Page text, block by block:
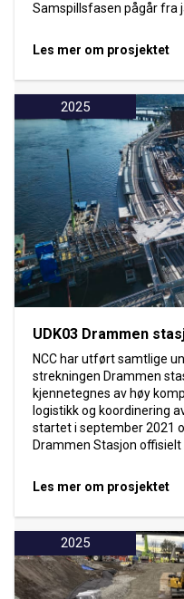
Samspillsfasen pågår fra
Les mer om prosjektet
2025
UDK03 Drammen
NCC har utført samtlige
strekningen Drammen
kjennetegnes av høy
logistikk og koordinering
startet i september 2021
Drammen Stasjon offisielt
Les mer om prosjektet
2025